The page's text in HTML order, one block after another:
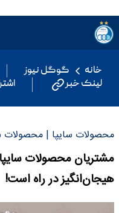
خانه گوگل نیوز
لینک خبر
محصولات سایپا | محصولات سایپا 1401| محصولات
مشتریان محصولات
هیجان‌انگیز در راه است!